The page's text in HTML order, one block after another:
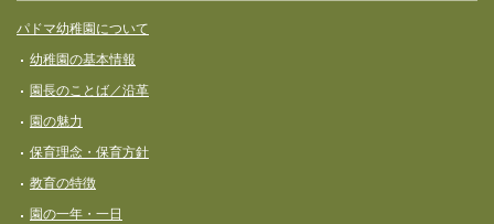
フッターコンテンツ
パドマ幼稚園について
幼稚園の基本情報
園長のことば／沿革
園の魅力
保育理念・保育⽅針
教育の特徴
園の一年・一日